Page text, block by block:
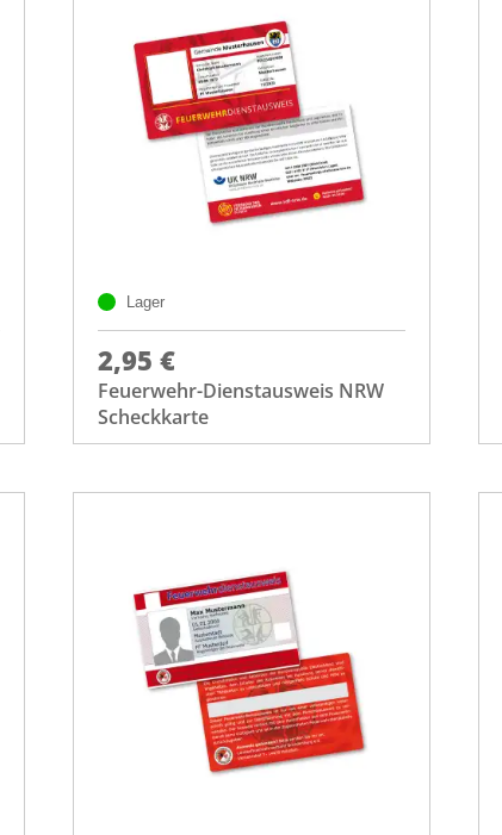
Lager
2,95 €
Feuerwehr-Dienstausweis NRW
Scheckkarte